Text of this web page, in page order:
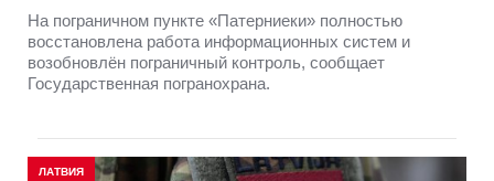
На пограничном пункте «Патерниеки» полностью
восстановлена работа информационных систем и
возобновлён пограничный контроль, сообщает
Государственная погранохрана.
ЛАТВИЯ